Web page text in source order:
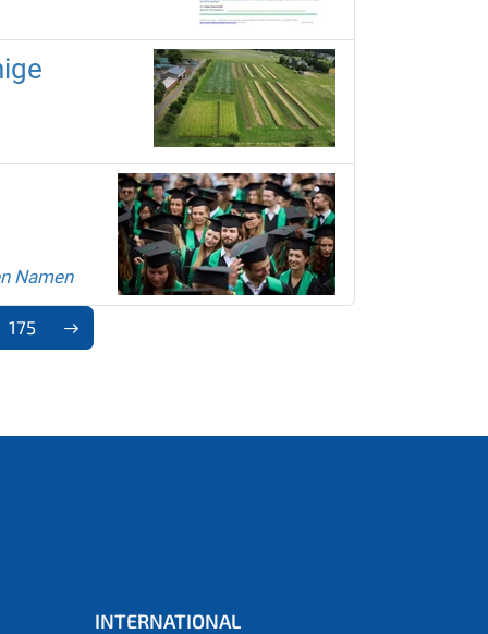
Namen
175
INTERNATIONAL